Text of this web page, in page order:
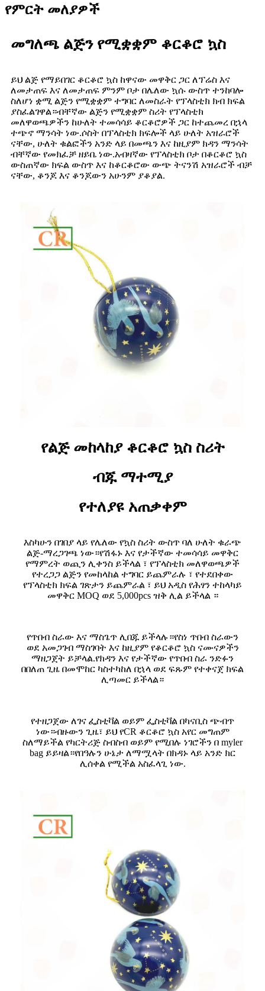
የምርት መለያዎች
መግለጫ ልጅን የሚቋቋም ቆርቆሮ ኳስ
ይህ ልጅ የማይበገር ቆርቆሮ ኳስ ከዋናው መዋቅር ጋር ለፕሬስ እና
ለመታጠፍ እና ለመታጠፍ ምንም ቦታ በሌለው ኳሱ ውስጥ ተንከባሎ
ስለሆነ ቋሚ ልጅን የሚቋቋም ተግባር ለመስራት የፕላስቲክ ክብ ክፍል
ያስፈልገዋል።ብቸኛው ልጅን የሚቋቋም ስሪት የፕላስቲክ
መለዋወጫዎችን ከሁለት ተመሳሳይ ቆርቆሮዎች ጋር ከተጨመረ በኋላ
ተጭኖ ማንሳት ነው.ሶስት በፕላስቲክ ክፍሎች ላይ ሁለት አዝራሮች
ናቸው, ሁለት ቁልፎችን አንድ ላይ በመጫን እና ከዚያም ክዳን ማንሳት
ብቸኛው የመክፈቻ ዘይቤ ነው.አብዛኛው የፕላስቲክ ቦታ በቆርቆሮ ኳስ
ውስጠኛው ክፍል ውስጥ እና ከቆርቆሮው ውጭ ትናንሽ አዝራሮች ብቻ
ናቸው, ቆንጆ እና ቆንጆውን አሁንም ያቆያል.
የልጅ መከላከያ ቆርቆሮ ኳስ ስሪት
ብጁ ማተሚያ
የተለያዩ አጠቃቀም
እስካሁን በገበያ ላይ የሌለው የኳስ ስሪት ውስጥ ባለ ሁለት ቁራጭ
ልጅ-ማረጋገጫ ነው።የሽፋኑ እና የታችኛው ተመሳሳይ መዋቅር
የማምረት ወጪን ሊቀንስ ይችላል ፣ የፕላስቲክ መለዋወጫዎች
የተረጋጋ ልጅን የመከላከል ተግባር ይጨምራሉ ፣ የተደበቀው
የፕላስቲክ ክፍል ገጽታን ይጨምራል ፣ ይህ አዲስ የሕፃን ተከላካይ
መዋቅር MOQ ወደ 5,000pcs ዝቅ ሊል ይችላል ።
የጥበብ ስራው እና ማስጌጥ ሊበጁ ይችላሉ።የስነ ጥበብ ስራውን
ወደ አመጋገብ ማስገባት እና ከዚያም የቆርቆሮ ኳስ ናሙናዎችን
ማዘጋጀት ይቻላል.የክዳን እና የታችኛው የጥበብ ስራ ንድፉን
በበለጠ ጊዜ በመሞከር ካስተካከለ በኋላ ወደ ፍጹም የተቀናጀ ክፍል
ሊጣመር ይችላል።
የተዘጋጀው ለገና ፌስቲቫል ወይም ፌስቲቫል በካናቢስ ጭብጥ
ነው።ብዙውን ጊዜ፣ ይህ የCR ቆርቆሮ ኳስ አየር መግጠም
ስለማይችል የካርትሪጅ ስብስብ ወይም የሚበሉ ነገሮችን በ myler
bag ይይዛል።የበዓሉን ሁኔታ ለማሟላት በክዳኑ ላይ አንድ ክር
ሊሰቀል የሚችል አስፈላጊ ነው.